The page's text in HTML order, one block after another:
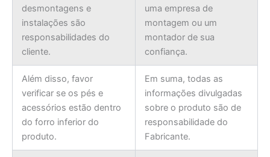
desmontagens e
instalações são
responsabilidades do
cliente.
uma empresa de
montagem ou um
montador de sua
confiança.
Além disso, favor
verificar se os pés e
acessórios estão dentro
do forro inferior do
produto.
Em suma, todas as
informações divulgadas
sobre o produto são de
responsabilidade do
Fabricante.